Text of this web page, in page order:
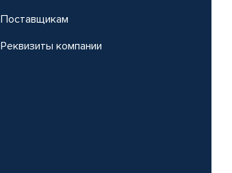
Поставщикам
Реквизиты компании